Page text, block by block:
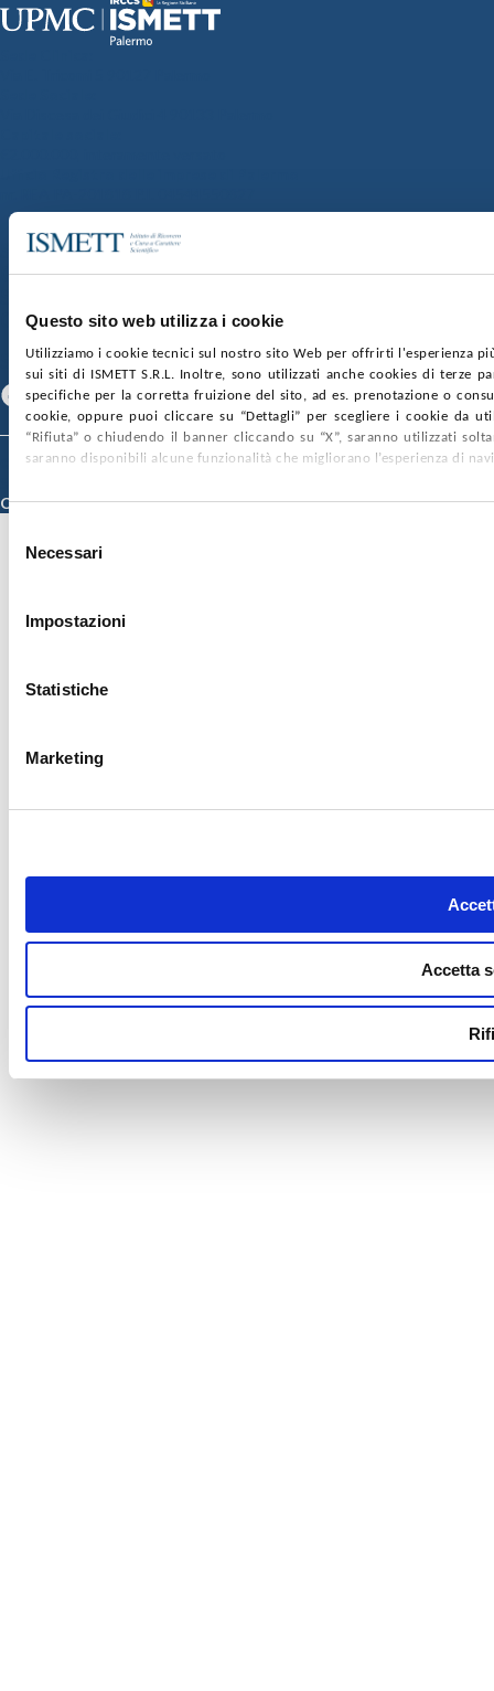
Questo sito web utilizza i cookie
Utilizziamo i cookie tecnici sul nostro sito Web per offrirti l'esperienza
sui siti di ISMETT S.R.L. Inoltre, sono utilizzati anche cookies di terze
specifiche per la corretta fruizione del sito, ad es. prenotazione o
cookie, oppure puoi cliccare su “Dettagli” per scegliere i cookie da
“Rifiuta” o chiudendo il banner cliccando su “X”, saranno utilizzati
saranno disponibili alcune funzionalità che migliorano l’esperienza di
delNecessari
Impostazioni
Statistiche
Marketing
Accetta
SOCIETÀ TRASPARENTE
GARE E CONTRATTIPRIVACYCOOKIE POLICY
CONTATTI
SEGUICI SU
Facebook Linkedin Youtube
© 2026 ISMETT (Istituto Mediterraneo per i Trapianti e Terapie ad Alta
Credits